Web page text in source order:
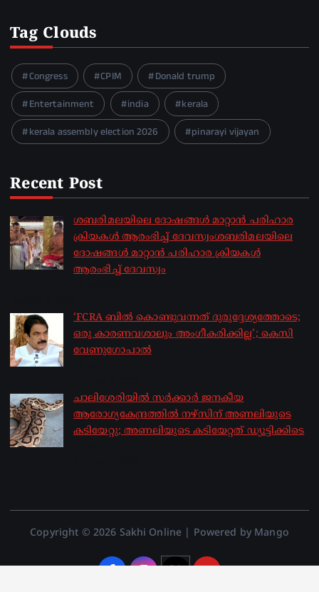
Tag Clouds
Congress CPIM
Donald trump
Entertainment
india
kerala
kerala assembly election 2026
pinarayi vijayan
Recent Post
ശബരിമലയിലെ ദോഷങ്ങൾ മാറ്റാൻ പരിഹാര
ക്രിയകൾ ആരംഭിച്ച് ദേവസ്വംശബരിമലയിലെ
ദോഷങ്ങൾ മാറ്റാൻ പരിഹാര ക്രിയകൾ
ആരംഭിച്ച് ദേവസ്വം
‘FCRA ബിൽ കൊണ്ടുവന്നത് ദുരുദ്ദേശ്യത്തോടെ;
ഒരു കാരണവശാലും അം​ഗീകരിക്കില്ല’; കെസി
വേണു​ഗോപാൽ
ചാലിശേരിയില്‍ സര്‍ക്കാര്‍ ജനകീയ
ആരോഗ്യകേന്ദ്രത്തില്‍ നഴ്സിന് അണലിയുടെ
കടിയേറ്റു; അണലിയുടെ കടിയേറ്റത് ഡ്യൂട്ടിക്കിടെ
Copyright © 2026 Sakhi Online | Powered by Mango